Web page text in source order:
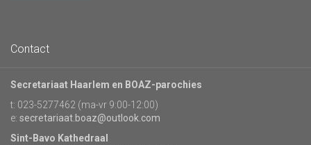
Contact
Secretariaat Haarlem en BOAZ-parochies
t: 023-5277462 (ma-vr 9:00-12:00)
e: secretariaat.boaz@outlook.com
Sint-Bavo Kathedraal